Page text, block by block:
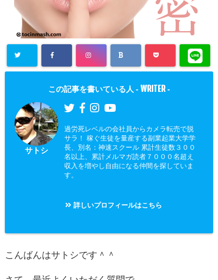
この記事を書いている人 - WRITER -
サトシ
過労死レベルの会社員からカメラ転売で脱
サラ！ 稼ぐ生徒を量産する副業起業大学学
長、別名：神速スクール 累計生徒数３００
名以上、累計メルマガ読者７０００名超え
収入を増やし自由になる仲間を探していま
す。
詳しいプロフィールはこちら
こんばんはサトシです＾＾